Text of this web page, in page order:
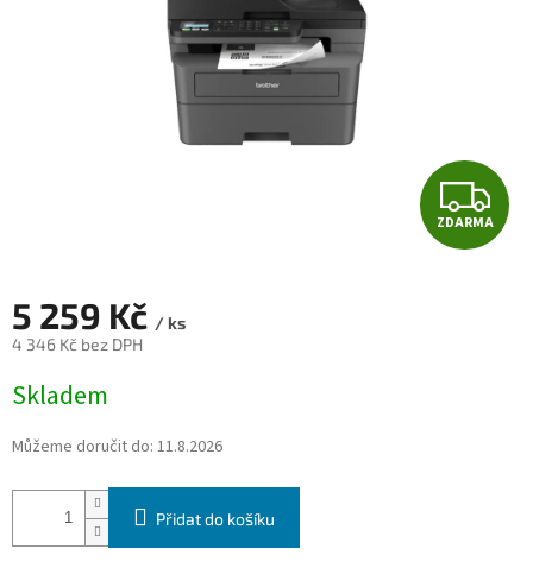
Z
D
ZDARMA
5 259 Kč / ks
4 346 Kč bez DPH
cena:
Skladem
Můžeme doručit do: 11.8.2026
Přidat do košíku